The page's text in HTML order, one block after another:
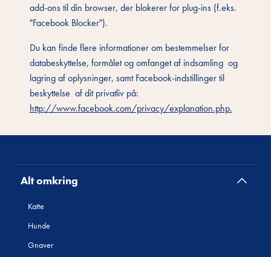
add-ons til din browser, der blokerer for plug-ins (f.eks.
"Facebook Blocker").
Du kan finde flere informationer om bestemmelser for
databeskyttelse, formålet og omfanget af indsamling og
lagring af oplysninger, samt Facebook-indstillinger til
beskyttelse af dit privatliv på:
http://www.facebook.com/privacy/explanation.php.
Alt omkring
Katte
Hunde
Gnaver